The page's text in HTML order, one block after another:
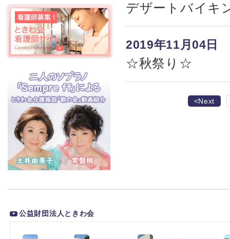
デザートバイキ
2019年11月04日
☆秋祭り☆
<Next
公益財団法人ときわ会